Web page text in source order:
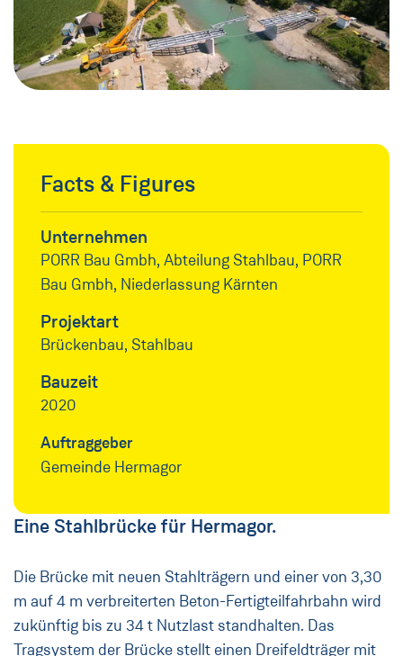
Facts & Figures
Unternehmen
PORR Bau Gmbh, Abteilung Stahlbau, PORR
Bau Gmbh, Niederlassung Kärnten
Projektart
Brückenbau, Stahlbau
Bauzeit
2020
Auftraggeber
Gemeinde Hermagor
Eine Stahlbrücke für Hermagor.
Die Brücke mit neuen Stahlträgern und einer von 3,30
m auf 4 m verbreiterten Beton-Fertigteilfahrbahn wird
zukünftig bis zu 34 t Nutzlast standhalten. Das
Tragsystem der Brücke stellt einen Dreifeldträger mit